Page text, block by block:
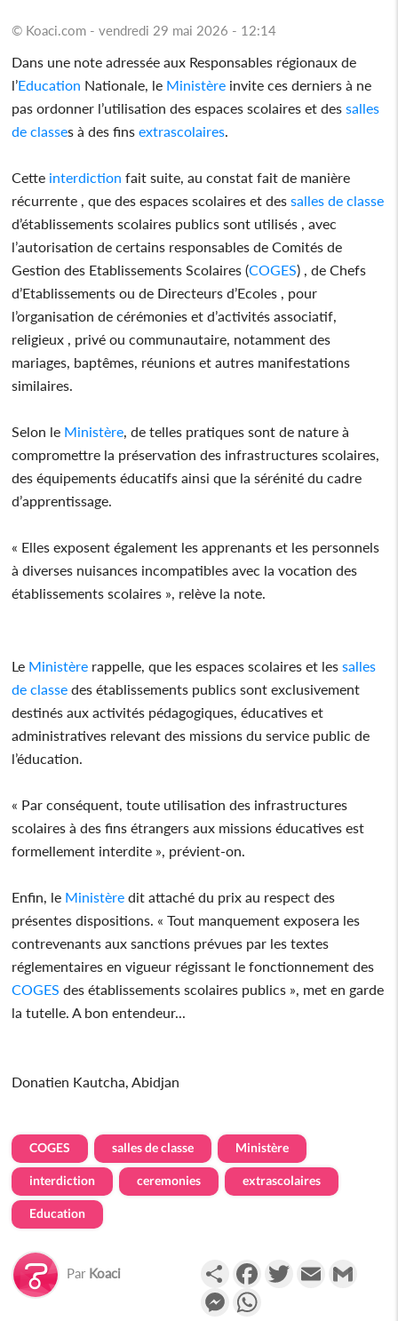
© Koaci.com - vendredi 29 mai 2026 - 12:14
Dans une note adressée aux Responsables régionaux de
l’Education Nationale, le Ministère invite ces derniers à ne
pas ordonner l’utilisation des espaces scolaires et dessalles
de classes à des finsextrascolaires.
Cette interdiction fait suite, au constat fait de manière
récurrente , que des espaces scolaires et dessalles de classe
d’établissements scolaires publics sont utilisés , avec
l’autorisation de certains responsables de Comités de
Gestion des Etablissements Scolaires (COGES) , de Chefs
d’Etablissements ou de Directeurs d’Ecoles , pour
l’organisation de cérémonies et d’activités associatif,
religieux , privé ou communautaire, notamment des
mariages, baptêmes, réunions et autres manifestations
similaires.
Selon le Ministère, de telles pratiques sont de nature à
compromettre la préservation des infrastructures scolaires,
des équipements éducatifs ainsi que la sérénité du cadre
d’apprentissage.
« Elles exposent également les apprenants et les personnels
à diverses nuisances incompatibles avec la vocation des
établissements scolaires », relève la note.
Le Ministère rappelle, que les espaces scolaires et lessalles
de classe des établissements publics sont exclusivement
destinés aux activités pédagogiques, éducatives et
administratives relevant des missions du service public de
l’éducation.
« Par conséquent, toute utilisation des infrastructures
scolaires à des fins étrangers aux missions éducatives est
formellement interdite », prévient-on.
Enfin, le Ministère dit attaché du prix au respect des
présentes dispositions. « Tout manquement exposera les
contrevenants aux sanctions prévues par les textes
réglementaires en vigueur régissant le fonctionnement des
COGES des établissements scolaires publics », met en garde
la tutelle. A bon entendeur...
Donatien Kautcha, Abidjan
COGES salles de classe Ministère
interdiction ceremonies extrascolaires
Education
Par Koaci PartagerFacebookTwitterEmail
Messenger